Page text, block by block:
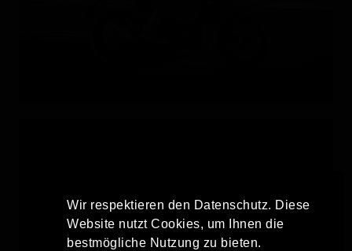
Wir respektieren den Datenschutz. Diese
Website nutzt Cookies, um Ihnen die
bestmögliche Nutzung zu bieten.